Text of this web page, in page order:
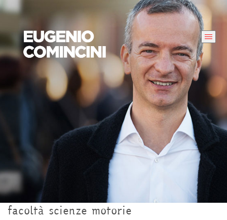
facoltà scienze motorie